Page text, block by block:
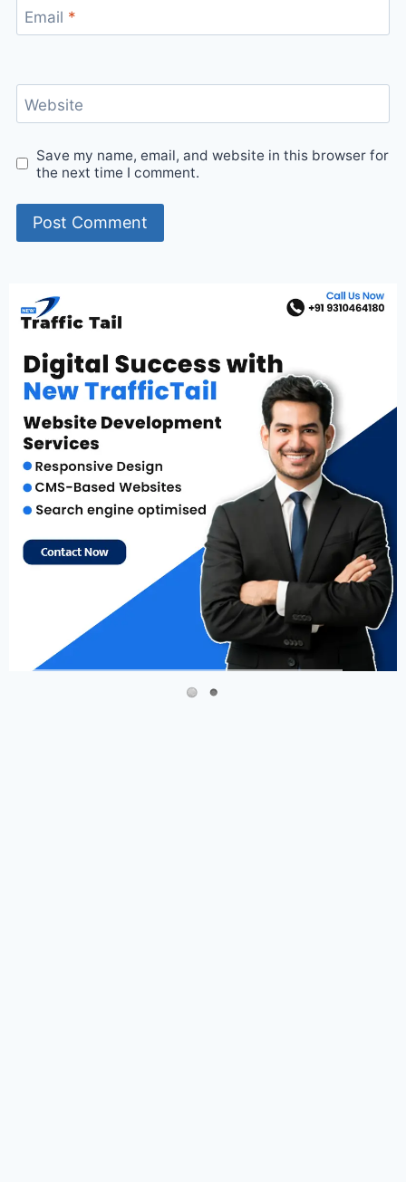
Email *
Website
Save my name, email, and website in this browser for
the next time I comment.